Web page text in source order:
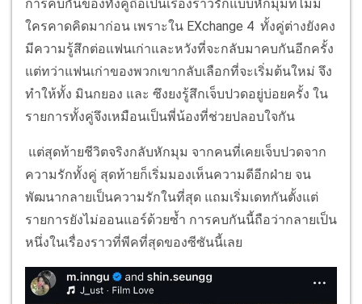
การคบกันของทั้งคู่ถือเป็นเรื่องราวรักแบบหักมุมที่ไม่มี
ใครคาดคิดมาก่อน เพราะใน EXchange 4 ทั้งคู่ต่างยังคง
มีความรู้สึกต่อแฟนเก่าและหวังที่จะกลับมาคบกันอีกครั้ง
แต่ทว่าแฟนเก่าของพวกเขากลับเลือกที่จะเริ่มต้นใหม่ จึง
ทำให้ทั้ง มินกยอง และ ซึงยงรู้สึกเจ็บปวดอยู่บ่อยครั้ง ใน
รายการทั้งคู่จึงเหมือนเป็นพี่น้องที่ช่วยปลอบใจกัน
แต่สุดท้ายชีวิตจริงกลับหักมุม จากคนที่เคยเจ็บปวดจาก
ความรักทั้งคู่ สุดท้ายก็เริ่มมองเห็นความดีอีกฝ่าย จน
พัฒนากลายเป็นความรักในที่สุด แถมเริ่มเดทกันตั้งแต่
รายการยังไม่ออนแอร์ด้วยซ้ำ การคบกันนี้ถือว่ากลายเป็น
หนึ่งในเรื่องราวที่พีคที่สุดของซีซันนี้เลย